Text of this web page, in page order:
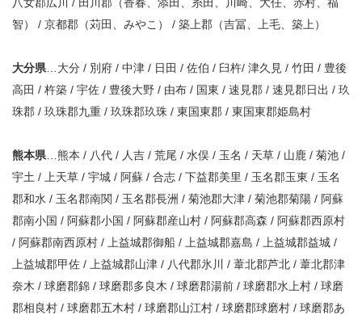
智） / 京都郡（苅田、みやこ） / 築上郡（吉冨、上毛、築上）
大分県 …大分 / 別府 / 中津 / 日田 / 佐伯 / 臼杵/ 津久見 / 竹田 / 豊後
高田 / 杵築 / 宇佐 / 豊後大野 / 由布 / 国東 / 速見郡 / 速見郡日出 / 玖
珠郡 / 玖珠郡九重 / 玖珠郡玖珠 / 東国東郡 / 東国東郡姫島村
熊本県 …熊本 / 八代 / 人吉 / 荒尾 / 水俣 / 玉名 / 天草 / 山鹿 / 菊池 /
宇土 / 上天草 / 宇城 / 阿蘇 / 合志 / 下益郡美里 / 玉名郡玉東 / 玉名
郡和水 / 玉名郡南関 / 玉名郡長洲 / 菊池郡大津 / 菊池郡菊陽 / 阿蘇
郡南小国 / 阿蘇郡小国 / 阿蘇郡産山村 / 阿蘇郡高森 / 阿蘇郡西原村
/ 阿蘇郡南西原村 / 上益城郡御船 / 上益城郡嘉島 / 上益城郡益城 /
上益城郡甲佐 / 上益城郡山津 / 八代郡氷川 / 葦北郡芦北 / 葦北郡津
奈木 / 球磨郡錦 / 球磨郡多良木 / 球磨郡湯前 / 球磨郡水上村 / 球磨
郡相良村 / 球磨郡五木村 / 球磨郡山江村 / 球磨郡球磨村 / 球磨郡あ